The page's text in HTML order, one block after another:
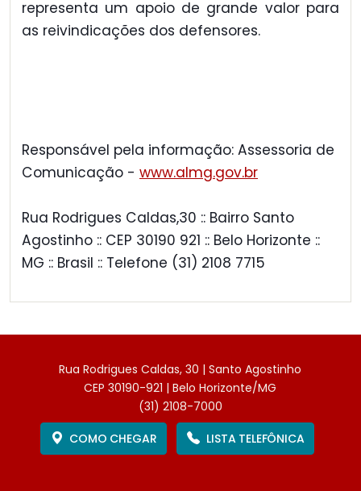
representa um apoio de grande valor para
as reivindicações dos defensores.
Responsável pela informação: Assessoria de
Comunicação - www.almg.gov.br
Rua Rodrigues Caldas,30 :: Bairro Santo
Agostinho :: CEP 30190 921 :: Belo Horizonte ::
MG :: Brasil :: Telefone (31) 2108 7715
Rua Rodrigues Caldas, 30 | Santo Agostinho
CEP 30190-921 | Belo Horizonte/MG
(31) 2108-7000
COMO CHEGAR
LISTA TELEFÔNICA